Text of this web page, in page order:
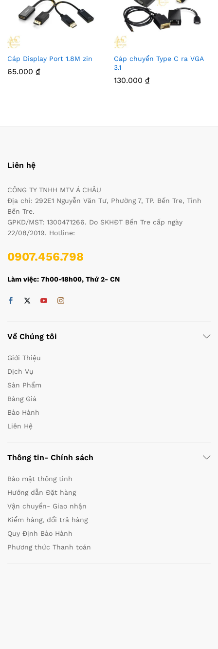
Cáp Display Port 1.8M zin
65.000 ₫
Cáp chuyển Type C ra VGA
3.1
130.000 ₫
Liên hệ
CÔNG TY TNHH MTV Á CHÂU
Địa chỉ: 292E1 Nguyễn Văn Tư, Phường 7, TP. Bến Tre, Tỉnh
Bến Tre.
GPKD/MST: 1300471266. Do SKHĐT Bến Tre cấp ngày
22/08/2019. Hotline:
0907.456.798
Làm việc: 7h00-18h00, Thứ 2- CN
Về Chúng tôi
Giới Thiệu
Dịch Vụ
Sản Phẩm
Bảng Giá
Bảo Hành
Liên Hệ
Thông tin- Chính sách
Bảo mật thông tinh
Hướng dẫn Đặt hàng
Vận chuyển- Giao nhận
Kiểm hàng, đổi trả hàng
Quy Định Bảo Hành
Phương thức Thanh toán